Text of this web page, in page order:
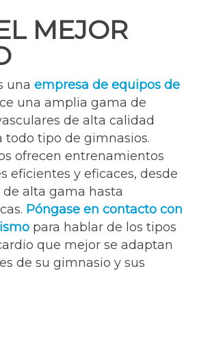
MEJOR
una empresa de equipos de
una amplia gama de
de alta calidad
todo tipo de gimnasios.
ofrecen entrenamientos
eficientes y eficaces, desde
alta gama hasta
Póngase en contacto con
para hablar de los tipos
que mejor se adaptan
de su gimnasio y sus